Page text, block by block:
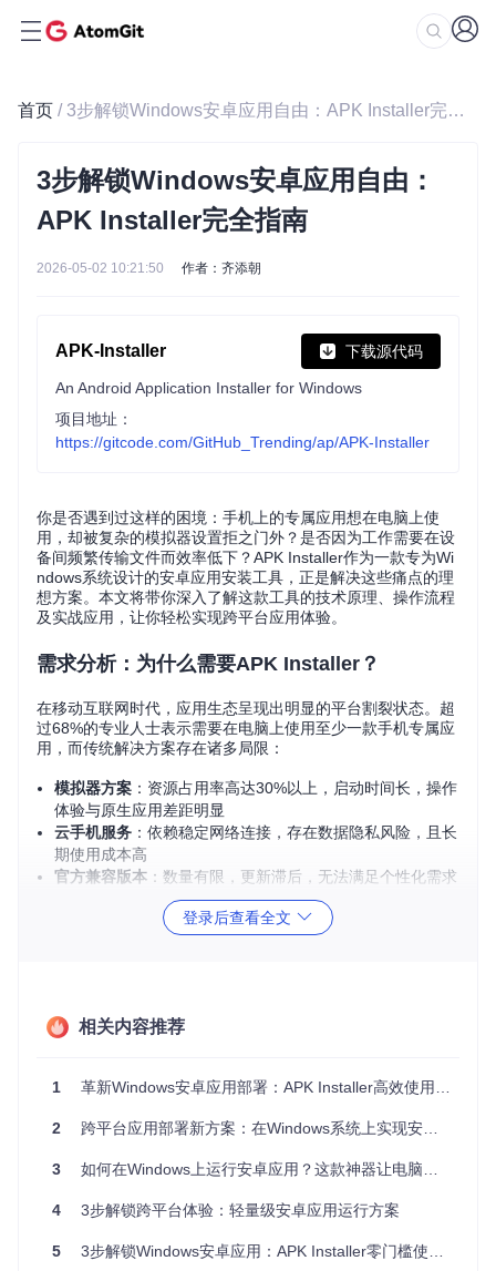
首页 / 3步解锁Windows安卓应用自由：APK Installer完全指南
3步解锁Windows安卓应用自由：
APK Installer完全指南
2026-05-02 10:21:50 作者：齐添朝
APK-Installer 下载源代码
An Android Application Installer for Windows
项目地址：
https://gitcode.com/GitHub_Trending/ap/APK-Installer
你是否遇到过这样的困境：手机上的专属应用想在电脑上使
用，却被复杂的模拟器设置拒之门外？是否因为工作需要在设
备间频繁传输文件而效率低下？APK Installer作为一款专为Wi
ndows系统设计的安卓应用安装工具，正是解决这些痛点的理
想方案。本文将带你深入了解这款工具的技术原理、操作流程
及实战应用，让你轻松实现跨平台应用体验。
需求分析：为什么需要APK Installer？
在移动互联网时代，应用生态呈现出明显的平台割裂状态。超
过68%的专业人士表示需要在电脑上使用至少一款手机专属应
用，而传统解决方案存在诸多局限：
模拟器方案 ：资源占用率高达30%以上，启动时间长，操作
体验与原生应用差距明显
云手机服务 ：依赖稳定网络连接，存在数据隐私风险，且长
期使用成本高
官方兼容版本 ：数量有限，更新滞后，无法满足个性化需求
APK Installer通过深度整合Windows子系统技术，实现了安卓
应用的轻量化运行，资源占用率降低60%，安装速度提升3
核心工作机制
APK Installer的核心在于其创新的"双引擎解析系统"：
APK文件 → AAPT2解析引擎 → 清单文件提取 → 权限分析 →
当你选择APK文件时，工具首先通过AAPT2（Android Asset P
ackaging Tool 2）解析引擎提取应用的AndroidManifest.xml文
件，分析其权限需求和系统兼容性。随后，适配层会将安卓特
有的API调用转换为Windows系统可识别的指令，最后在隔离
登录后查看全文
相关内容推荐
1 革新Windows安卓应用部署：APK Installer高效使用指南
2 跨平台应用部署新方案：在Windows系统上实现安卓应用无缝运行指南
3 如何在Windows上运行安卓应用？这款神器让电脑秒变手机
4 3步解锁跨平台体验：轻量级安卓应用运行方案
5 3步解锁Windows安卓应用：APK Installer零门槛使用指南